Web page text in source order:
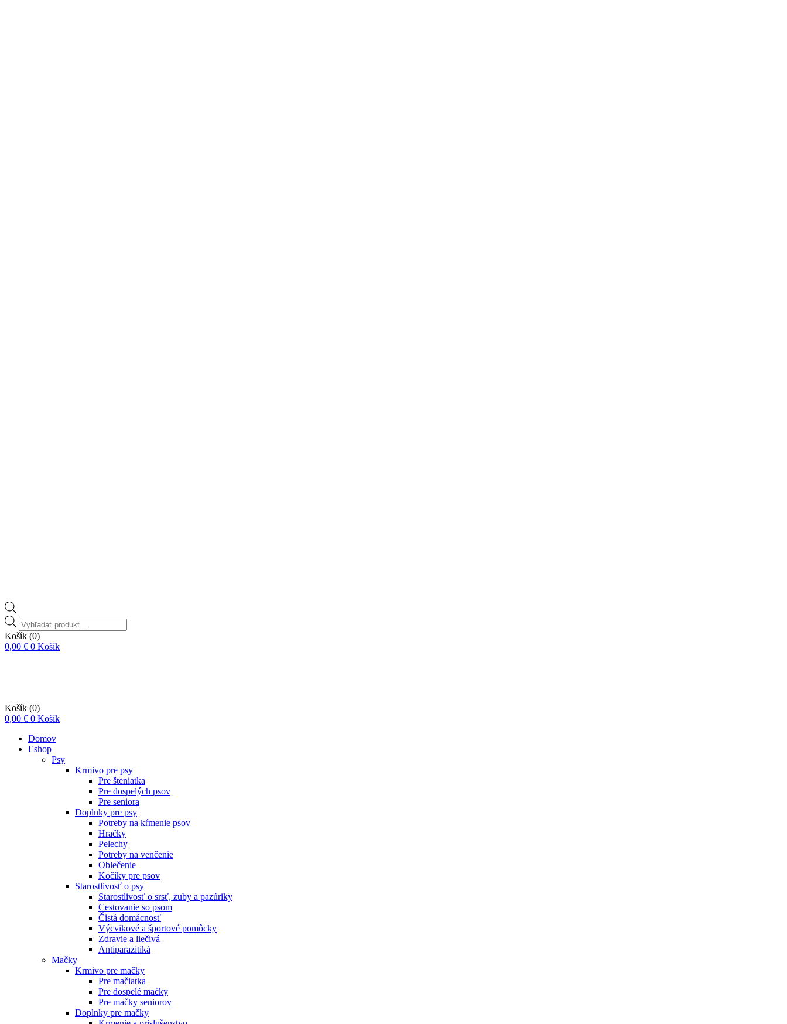
Vyhľadávanie
produktov
Košík (0)
0,00 € 0 Košík
Košík (0)
0,00 € 0 Košík
Domov
Eshop
Psy
Krmivo pre psy
Pre šteniatka
Pre dospelých psov
Pre seniora
Doplnky pre psy
Potreby na kŕmenie psov
Hračky
Pelechy
Potreby na venčenie
Oblečenie
Kočíky pre psov
Starostlivosť o psy
Starostlivosť o srsť, zuby a pazúriky
Cestovanie so psom
Čistá domácnosť
Výcvikové a športové pomôcky
Zdravie a liečivá
Antiparazitiká
Mačky
Krmivo pre mačky
Pre mačiatka
Pre dospelé mačky
Pre mačky seniorov
Doplnky pre mačky